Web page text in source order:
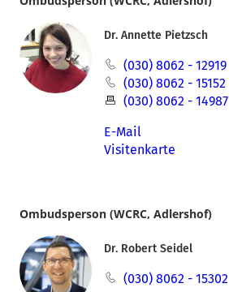
Dr. Annette Pietzsch
(030) 8062 - 12919
(030) 8062 - 15152
(030) 8062 - 14987
E-Mail
Visitenkarte
Ombudsperson (WCRC, Adlershof)
Dr. Robert Seidel
(030) 8062 - 15302